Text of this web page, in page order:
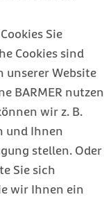
Sie
Cookies sind
unserer Website
BARMER nutzen
wir z. B.
und Ihnen
stellen. Oder
Sie sich
wir Ihnen ein
einem
gilt
der